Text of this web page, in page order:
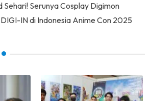
Serunya Cosplay Digimon
IN di Indonesia Anime Con 2025